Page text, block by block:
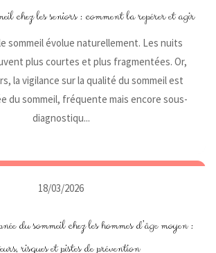
chez les seniors : comment la repérer et agir
sommeil évolue naturellement. Les nuits
plus courtes et plus fragmentées. Or,
la vigilance sur la qualité du sommeil est
du sommeil, fréquente mais encore sous-
diagnostiqu...
18/03/2026
du sommeil chez les hommes d’âge moyen :
risques et pistes de prévention